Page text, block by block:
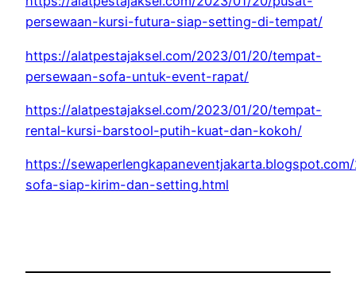
persewaan-kursi-futura-siap-setting-di-tempat/
https://alatpestajaksel.com/2023/01/20/tempat-
persewaan-sofa-untuk-event-rapat/
https://alatpestajaksel.com/2023/01/20/tempat-
rental-kursi-barstool-putih-kuat-dan-kokoh/
https://
sofa-siap-kirim-dan-setting.html